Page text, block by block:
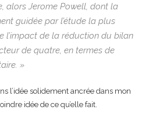
alors Jerome Powell, dont la
guidée par l’étude la plus
l’impact de la réduction du bilan
de quatre, en termes de
»
l’idée solidement ancrée dans mon
idée de ce qu’elle fait.